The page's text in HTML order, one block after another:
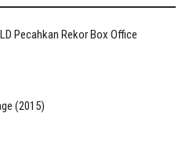
Pecahkan Rekor Box Office
(2015)